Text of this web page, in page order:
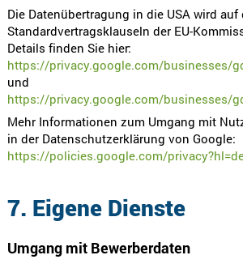
Die Datenübertragung in die USA wird auf
Standardvertragsklauseln der EU-
Details finden Sie hier:
https://privacy.google.com/businesses/
und
https://privacy.google.com/businesses/
Mehr Informationen zum Umgang mit
in der Datenschutzerklärung von Google:
https://policies.google.com/
7. Eigene Dienste
Umgang mit Bewerberdaten